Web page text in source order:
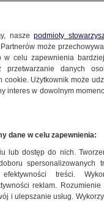
zapłacimy
naszepodmioty
może
celu zapewnienia
danych
Użytkownik może
interes w dowolnym
dane w celu zapewnienia:
lub dostęp do nich.
spersonalizowanych
efektywności treści.
reklam.
i ulepszanie usług.